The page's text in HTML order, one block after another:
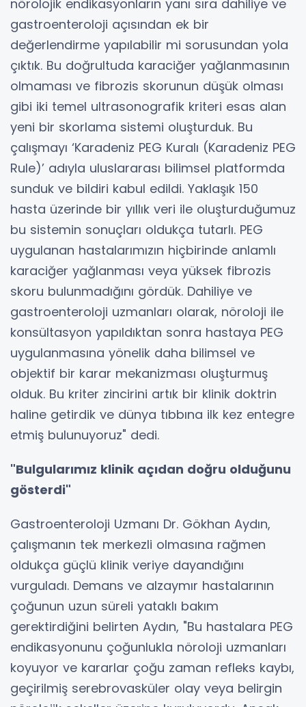
nörolojik endikasyonların yanı sıra dahiliye ve
gastroenteroloji açısından ek bir
değerlendirme yapılabilir mi sorusundan yola
çıktık. Bu doğrultuda karaciğer yağlanmasının
olmaması ve fibrozis skorunun düşük olması
gibi iki temel ultrasonografik kriteri esas alan
yeni bir skorlama sistemi oluşturduk. Bu
çalışmayı ‘Karadeniz PEG Kuralı (Karadeniz PEG
Rule)’ adıyla uluslararası bilimsel platformda
sunduk ve bildiri kabul edildi. Yaklaşık 150
hasta üzerinde bir yıllık veri ile oluşturduğumuz
bu sistemin sonuçları oldukça tutarlı. PEG
uygulanan hastalarımızın hiçbirinde anlamlı
karaciğer yağlanması veya yüksek fibrozis
skoru bulunmadığını gördük. Dahiliye ve
gastroenteroloji uzmanları olarak, nöroloji ile
konsültasyon yapıldıktan sonra hastaya PEG
uygulanmasına yönelik daha bilimsel ve
objektif bir karar mekanizması oluşturmuş
olduk. Bu kriter zincirini artık bir klinik doktrin
haline getirdik ve dünya tıbbına ilk kez entegre
etmiş bulunuyoruz" dedi.
"Bulgularımız klinik açıdan doğru olduğunu
gösterdi"
Gastroenteroloji Uzmanı Dr. Gökhan Aydın,
çalışmanın tek merkezli olmasına rağmen
oldukça güçlü klinik veriye dayandığını
vurguladı. Demans ve alzaymır hastalarının
çoğunun uzun süreli yataklı bakım
gerektirdiğini belirten Aydın, "Bu hastalara PEG
endikasyonunu çoğunlukla nöroloji uzmanları
koyuyor ve kararlar çoğu zaman refleks kaybı,
geçirilmiş serebrovasküler olay veya belirgin